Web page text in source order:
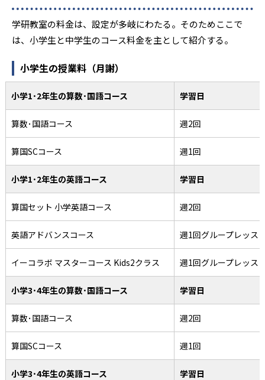
学研教室の料金は、設定が多岐にわたる。そのためここで
は、小学生と中学生のコース料金を主として紹介する。
小学生の授業料（月謝）
小学1･2年生の算数･国語コース 学習日
算数･国語コース 週2回
算国SCコース 週1回
小学1･2年生の英語コース 学習日
算国セット 小学英語コース 週2回
英語アドバンスコース 週1回グループレッス
イーコラボ マスターコース Kids2クラス 週1回グループレッス
小学3･4年生の算数･国語コース 学習日
算数･国語コース 週2回
算国SCコース 週1回
小学3･4年生の英語コース 学習日